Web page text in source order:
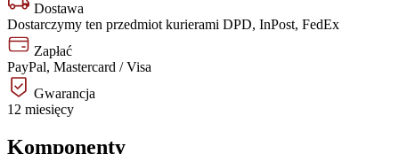
Dostawa
Dostarczymy ten przedmiot kurierami DPD, InPost, FedEx
Zapłać
PayPal, Mastercard / Visa
Gwarancja
12 miesięcy
Komponenty